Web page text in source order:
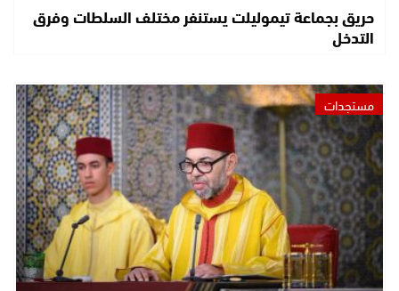
حريق بجماعة تيموليلت يستنفر مختلف السلطات وفرق
التدخل
مستجدات